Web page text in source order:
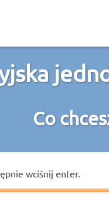
Co
wciśnij enter.